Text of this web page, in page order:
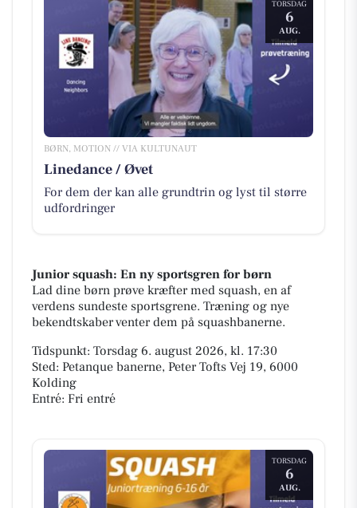
TORSDAG
6
AUG.
BØRN, MOTION // VIA KULTUNAUT
Linedance / Øvet
For dem der kan alle grundtrin og lyst til større
udfordringer
Junior squash: En ny sportsgren for børn
Lad dine børn prøve kræfter med squash, en af
verdens sundeste sportsgrene. Træning og nye
bekendtskaber venter dem på squashbanerne.
Tidspunkt: Torsdag 6. august 2026, kl. 17:30
Sted: Petanque banerne, Peter Tofts Vej 19, 6000
Kolding
Entré: Fri entré
TORSDAG
6
AUG.